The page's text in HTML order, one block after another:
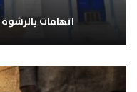
اتهامات بالرشوة